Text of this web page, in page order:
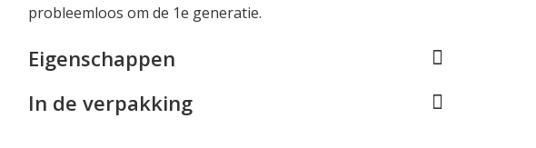
probleemloos om de 1e generatie.
Eigenschappen
In de verpakking